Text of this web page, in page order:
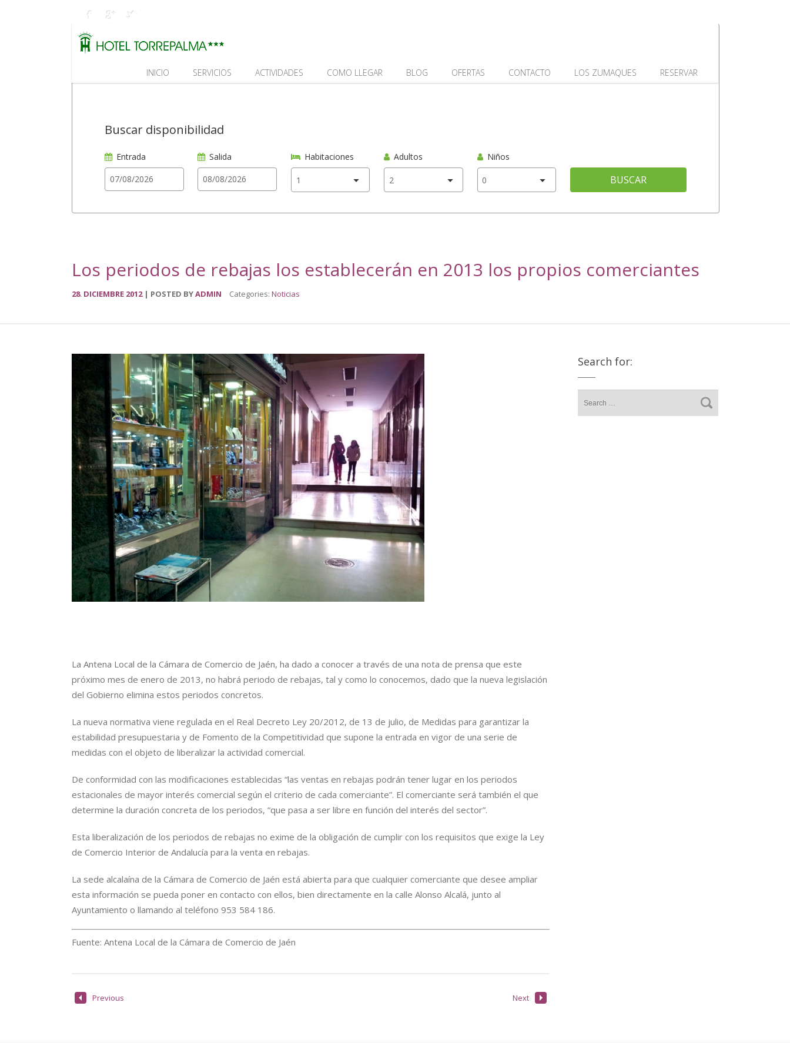
INICIO SERVICIOS ACTIVIDADES COMO LLEGAR BLOG OFERTAS CONTACTO LOS ZUMAQUES RESERVAR
Buscar disponibilidad
Entrada Salida Habitaciones Adultos Niños
BUSCAR
Los periodos de rebajas los establecerán en 2013 los propios comerciantes
28. DICIEMBRE 2012 POSTED BYADMIN Categories: Noticias
La Antena Local de la Cámara de Comercio de Jaén, ha dado a conocer a través de una nota de prensa que este
próximo mes de enero de 2013, no habrá periodo de rebajas, tal y como lo conocemos, dado que la nueva legislación
del Gobierno elimina estos periodos concretos.
La nueva normativa viene regulada en el Real Decreto Ley 20/2012, de 13 de julio, de Medidas para garantizar la
estabilidad presupuestaria y de Fomento de la Competitividad que supone la entrada en vigor de una serie de
medidas con el objeto de liberalizar la actividad comercial.
De conformidad con las modificaciones establecidas “las ventas en rebajas podrán tener lugar en los periodos
estacionales de mayor interés comercial según el criterio de cada comerciante”. El comerciante será también el que
determine la duración concreta de los periodos, “que pasa a ser libre en función del interés del sector”.
Esta liberalización de los periodos de rebajas no exime de la obligación de cumplir con los requisitos que exige la Ley
de Comercio Interior de Andalucía para la venta en rebajas.
La sede alcalaína de la Cámara de Comercio de Jaén está abierta para que cualquier comerciante que desee ampliar
esta información se pueda poner en contacto con ellos, bien directamente en la calle Alonso Alcalá, junto al
Ayuntamiento o llamando al teléfono 953 584 186.
Fuente: Antena Local de la Cámara de Comercio de Jaén
Previous Next
Search for: